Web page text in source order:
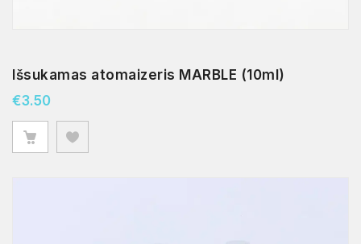
Išsukamas atomaizeris MARBLE (10ml)
€3.50